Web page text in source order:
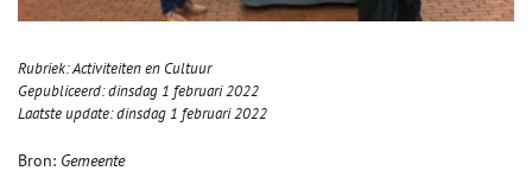
Rubriek:Activiteiten en Cultuur
Gepubliceerd:dinsdag 1 februari 2022
Laatste update:dinsdag 1 februari 2022
Bron: Gemeente